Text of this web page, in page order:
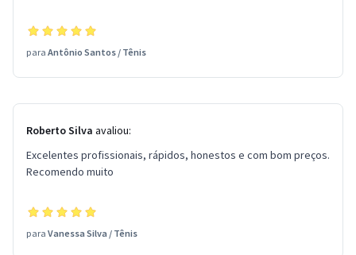
para Antônio Santos / Tênis
Roberto Silva avaliou:
Excelentes profissionais, rápidos, honestos e com bom preços.
Recomendo muito
para Vanessa Silva / Tênis